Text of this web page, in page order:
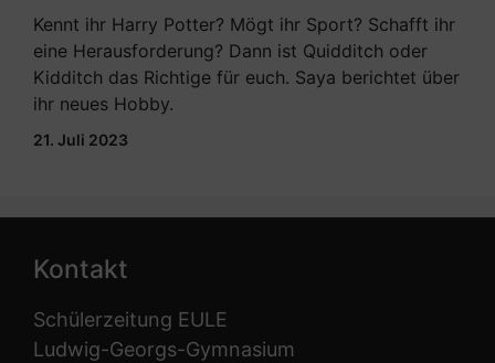
Kennt ihr Harry Potter? Mögt ihr Sport? Schafft ihr
eine Herausforderung? Dann ist Quidditch oder
Kidditch das Richtige für euch. Saya berichtet über
ihr neues Hobby.
21. Juli 2023
Kontakt
Schülerzeitung EULE
Ludwig-Georgs-Gymnasium